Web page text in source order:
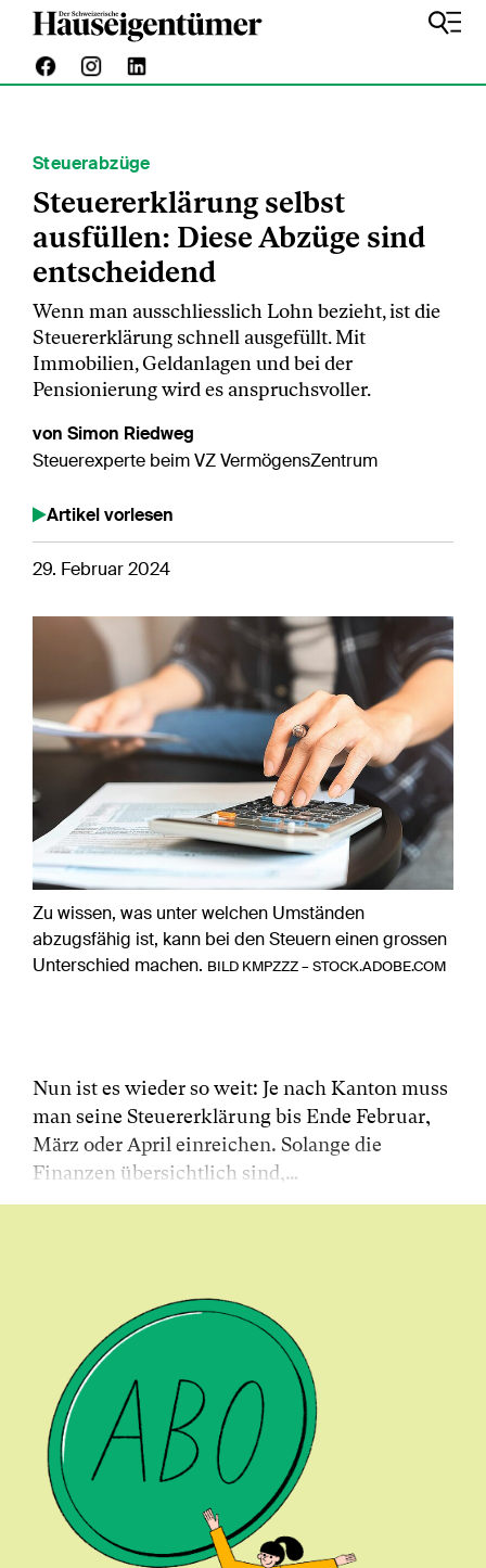
Steuerabzüge
Steuererklärung selbst
ausfüllen: Diese Abzüge sind
entscheidend
Wenn man ausschliesslich Lohn bezieht, ist die
Steuererklärung schnell ausgefüllt. Mit
Immobilien, Geldanlagen und bei der
Pensionierung wird es anspruchsvoller.
von Simon Riedweg
Steuerexperte beim VZ VermögensZentrum
Artikel vorlesen
29. Februar 2024
Zu wissen, was unter welchen Umständen
abzugsfähig ist, kann bei den Steuern einen grossen
Unterschied machen. BILD KMPZZZ – STOCK.ADOBE.COM
Nun ist es wieder so weit: Je nach Kanton muss
man seine Steuererklärung bis Ende Februar,
März oder April einreichen. Solange die
Finanzen übersichtlich sind,…